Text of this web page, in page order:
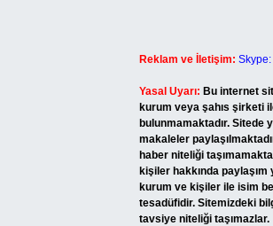
Reklam ve İletişim:
Yasal Uyarı: Bu internet
kurum veya şahıs şirketi
bulunmamaktadır. Sitede
makaleler
haber niteliği
kişiler hakkında paylaşım
kurum ve kişiler ile isim
tesadüfidir. Sitemizdeki
tavsiye niteliği taşımazlar.